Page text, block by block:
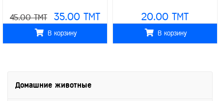
Домашние животные
45.00 TMT 35.00 TMT
В корзину
20.00 TMT
В корзину